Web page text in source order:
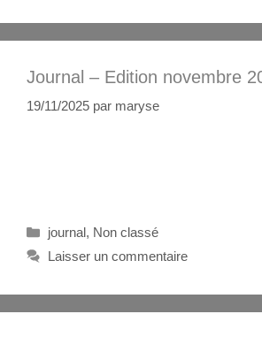
Journal – Edition novembre
19/11/2025 par maryse
journal, Non classé
Laisser un commentaire